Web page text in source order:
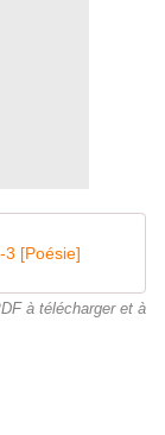
3 [Poésie]
à télécharger et à